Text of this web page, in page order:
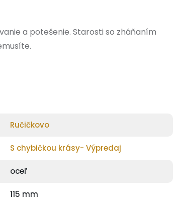
a potešenie. Starosti so zháňaním
Ručičkovo
S chybičkou krásy- Výpredaj
oceľ
115 mm